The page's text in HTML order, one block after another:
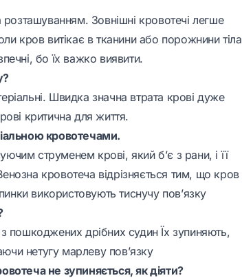
розташуванням. Зовнішні кровотечі легше
кров витікає в тканини або порожнини тіла
бо їх важко виявити.
Швидка значна втрата крові дуже
критична для життя.
кровотечами.
струменем крові, який б’є з рани, і її
кровотеча відрізняється тим, що кров
використовують тиснучу пов’язку
пошкоджених дрібних судин Їх зупиняють,
нетугу марлеву пов’язку
не зупиняється, як діяти?